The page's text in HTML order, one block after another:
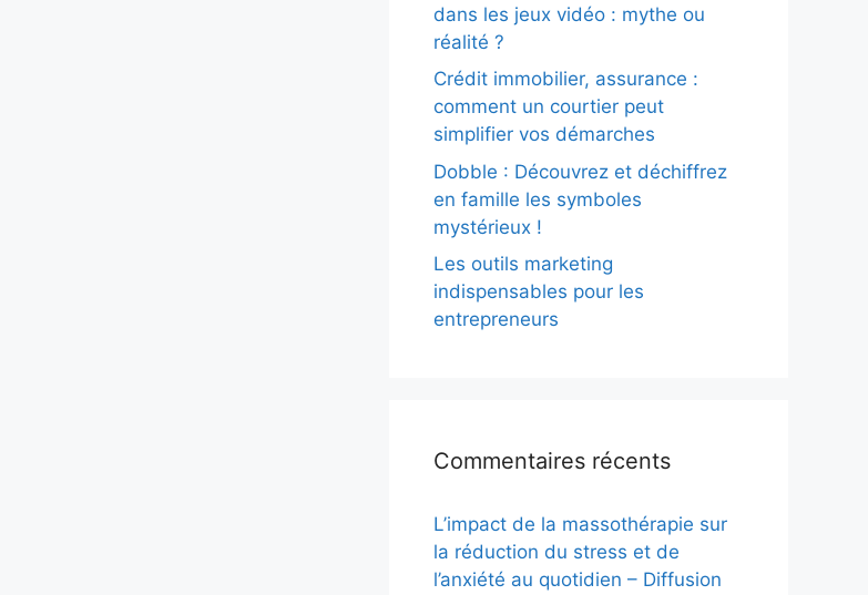
dans les jeux vidéo : mythe ou
réalité ?
Crédit immobilier, assurance :
comment un courtier peut
simplifier vos démarches
Dobble : Découvrez et déchiffrez
en famille les symboles
mystérieux !
Les outils marketing
indispensables pour les
entrepreneurs
Commentaires récents
L’impact de la massothérapie sur
la réduction du stress et de
l’anxiété au quotidien – Diffusion